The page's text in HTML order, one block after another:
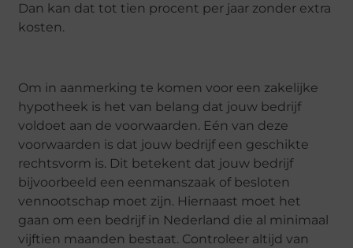
Dan kan dat tot tien procent per jaar zonder extra
kosten.
Om in aanmerking te komen voor een zakelijke
hypotheek is het van belang dat jouw bedrijf
voldoet aan de voorwaarden. Eén van deze
voorwaarden is dat jouw bedrijf een geschikte
rechtsvorm is. Dit betekent dat jouw bedrijf
bijvoorbeeld een eenmanszaak of besloten
vennootschap moet zijn. Hiernaast moet het
gaan om een bedrijf in Nederland die al minimaal
vijftien maanden bestaat. Controleer altijd van